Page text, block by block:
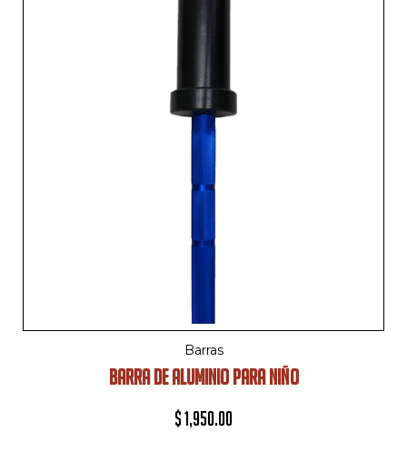
Barras
BARRA DE ALUMINIO PARA NIÑO
$1,950.00